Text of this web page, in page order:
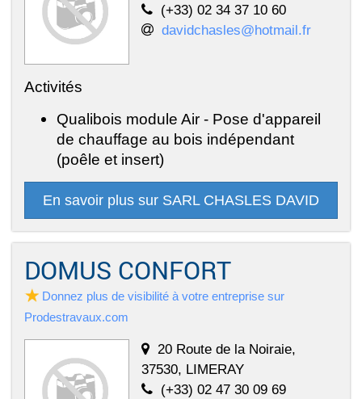
(+33) 02 34 37 10 60
davidchasles@hotmail.fr
Activités
Qualibois module Air - Pose d'appareil
de chauffage au bois indépendant
(poêle et insert)
En savoir plus sur SARL CHASLES DAVID
DOMUS CONFORT
Donnez plus de visibilité à votre entreprise sur
Prodestravaux.com
20 Route de la Noiraie,
37530, LIMERAY
(+33) 02 47 30 09 69